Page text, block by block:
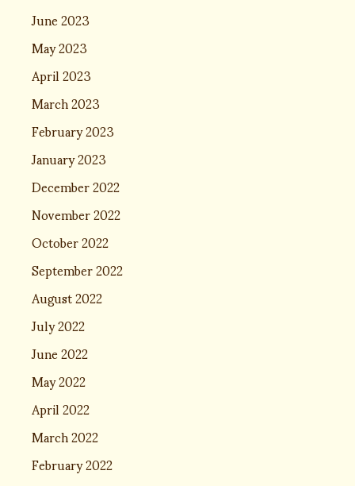
June 2023
May 2023
April 2023
March 2023
February 2023
January 2023
December 2022
November 2022
October 2022
September 2022
August 2022
July 2022
June 2022
May 2022
April 2022
March 2022
February 2022